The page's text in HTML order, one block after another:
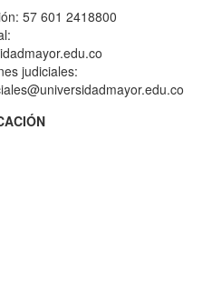
57 601 2418800
judiciales: